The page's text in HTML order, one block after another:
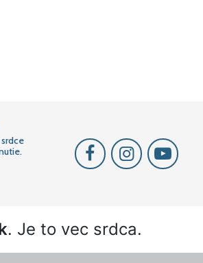
. Je to vec srdca.